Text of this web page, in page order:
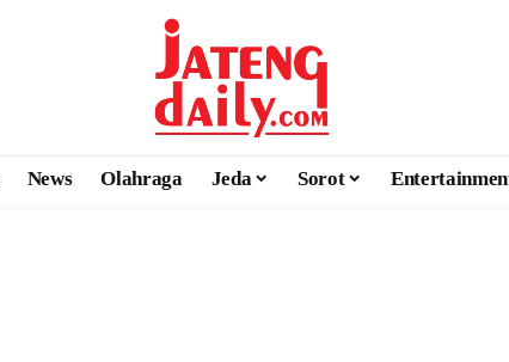
News Olahraga Jeda Sorot